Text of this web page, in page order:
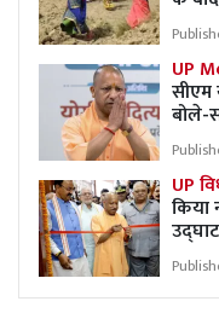
UP
सीएम
बोले-
UP
किया